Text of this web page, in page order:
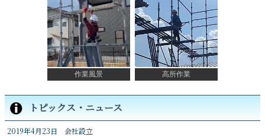
作業風景 高所作業
トピックス・ニュース
2019年4月23日 会社設立